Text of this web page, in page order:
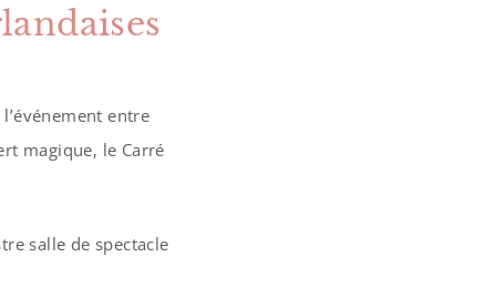
entre
magique, le Carré
salle de spectacle